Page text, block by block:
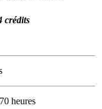
crédits
heures